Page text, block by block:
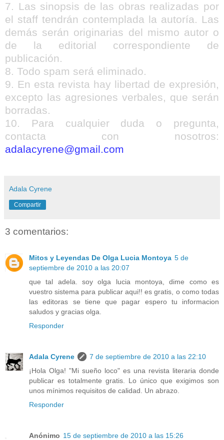
7. Las sinopsis de las obras realizadas por
el staff tendrán contemplada la autoría. Las
demás serán originarias del mismo autor o
de la editorial correspondiente de
publicación.
8. Todo spam será eliminado.
9. En esta revista hay libertad de expresión,
excepto las agresiones verbales, que serán
borradas.
10. Para cualquier duda o pregunta,
contacta con nosotros:
adalacyrene@gmail.com
Adala Cyrene
Compartir
3 comentarios:
Mitos y Leyendas De Olga Lucia Montoya 5 de
septiembre de 2010 a las 20:07
que tal adela. soy olga lucia montoya, dime como es
vuestro sistema para publicar aqui!! es gratis, o como todas
las editoras se tiene que pagar espero tu informacion
saludos y gracias olga.
Responder
Adala Cyrene
7 de septiembre de 2010 a las 22:10
¡Hola Olga! "Mi sueño loco" es una revista literaria donde
publicar es totalmente gratis. Lo único que exigimos son
unos mínimos requisitos de calidad. Un abrazo.
Responder
Anónimo 15 de septiembre de 2010 a las 15:26